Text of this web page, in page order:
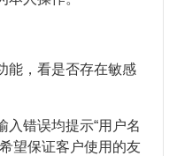
能，看是否存在敏感
入错误均提示“用户名
望保证客户使用的友